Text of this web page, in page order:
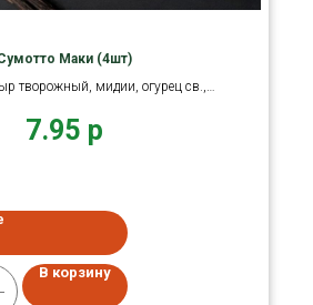
Маки (4шт)
творожный, мидии, огурец св.,
7.95 р
В корзину